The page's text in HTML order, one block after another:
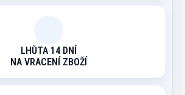
LHŮTA 14 DNÍ
NA VRACENÍ ZBOŽÍ